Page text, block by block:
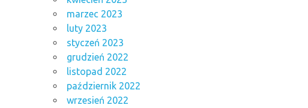
marzec 2023
luty 2023
styczeń 2023
grudzień 2022
listopad 2022
październik 2022
wrzesień 2022